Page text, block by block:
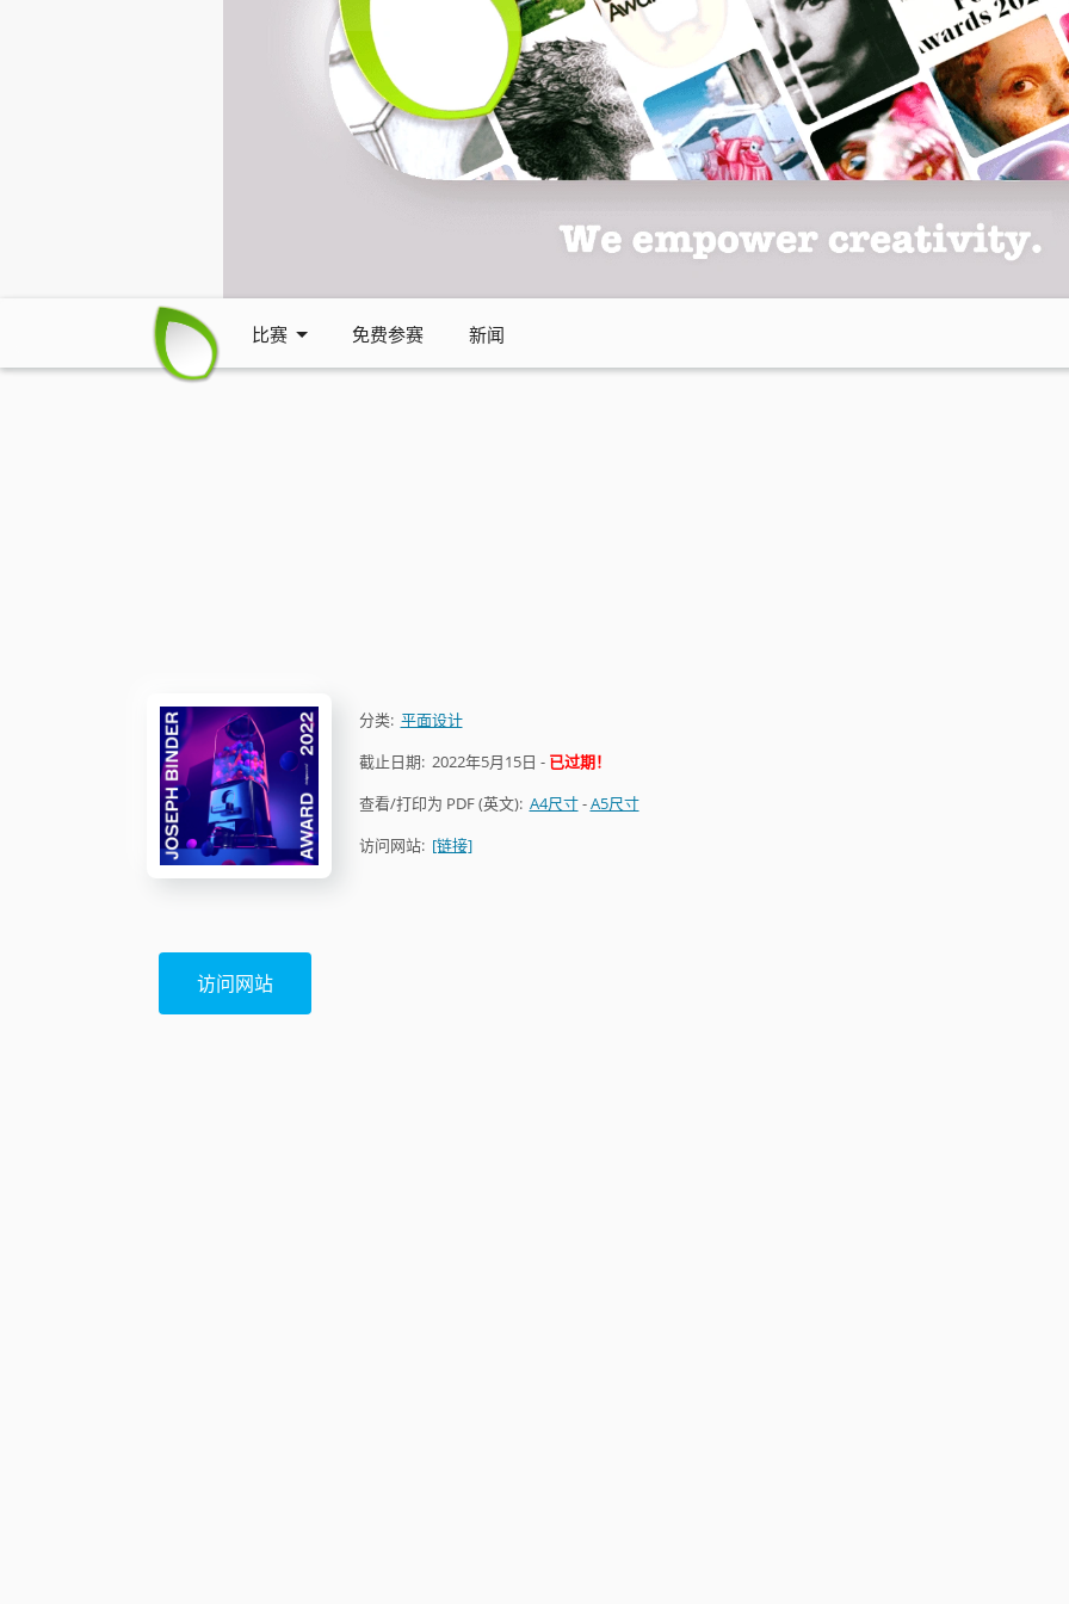
比赛 免费参赛 新闻
分类: 平面设计
截止日期: 2022年5月15日 - 已过期！
查看/打印为 PDF (英文): A4尺寸-A5尺寸
访问网站: [链接]
访问网站